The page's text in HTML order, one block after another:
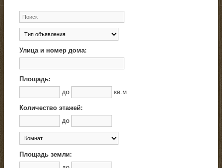
Улица и номер дома:
Площадь:
до
кв.м
Количество этажей:
до
Площадь земли: